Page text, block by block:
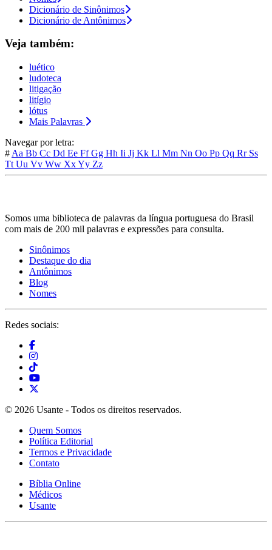
Dicionário de Sinônimos
Dicionário de Antônimos
Veja também:
luético
ludoteca
litigação
litígio
lótus
Mais Palavras
Navegar por letra:
# Aa Bb Cc Dd Ee FfGg Hh Ii Jj Kk Ll Mm Nn Oo Pp Qq Rr Ss
Tt Uu Vv Ww XxYy Zz
Somos uma biblioteca de palavras da língua portuguesa do Brasil
com mais de 200 mil palavras e expressões para consulta.
Sinônimos
Destaque do dia
Antônimos
Blog
Nomes
Redes sociais:
© 2026 Usante - Todos os direitos reservados.
Quem Somos
Política Editorial
Termos e Privacidade
Contato
Bíblia Online
Médicos
Usante